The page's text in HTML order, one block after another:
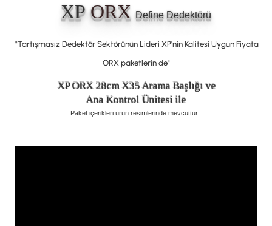
XPORX Define Dedektörü
"Tartışmasız Dedektör Sektörünün Lideri XP'nin Kalitesi Uygun Fiyata
ORX paketlerin de"
XP ORX 28cm X35 Arama Başlığı ve
Ana Kontrol Ünitesi ile
Paket içerikleri ürün resimlerinde mevcuttur.